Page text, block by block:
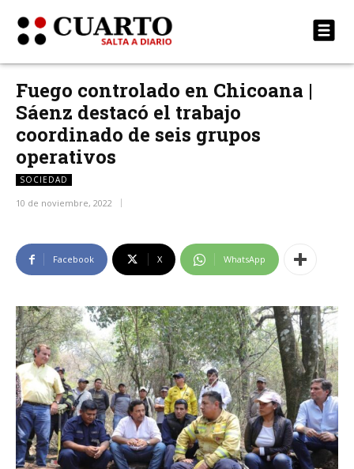
Fuego controlado en Chicoana |
Sáenz destacó el trabajo
coordinado de seis grupos
operativos
SOCIEDAD
10 de noviembre, 2022
Facebook X WhatsApp